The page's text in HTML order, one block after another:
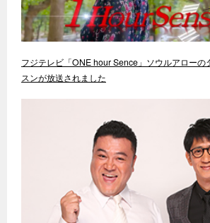
フジテレビ「ONE hour Sence」ソウルアローの
スンが放送されました